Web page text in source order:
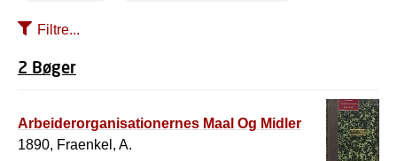
Filtre...
2 Bøger
Arbeiderorganisationernes Maal Og Midler
1890, Fraenkel, A.